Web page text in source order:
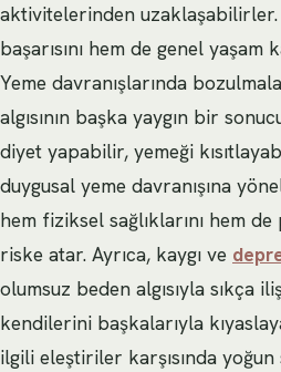
aktivitelerinden
başarısını hem de genel
Yeme davranışlarında
algısının başka yaygın bir
diyet yapabilir, yemeği
duygusal yeme davranışına
hem fiziksel sağlıklarını hem
riske atar. Ayrıca, kaygı ve
olumsuz beden algısıyla sıkça
kendilerini başkalarıyla
ilgili eleştiriler karşısında